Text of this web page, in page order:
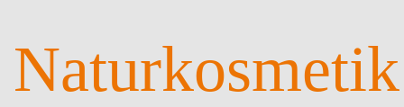
Naturkosmetik